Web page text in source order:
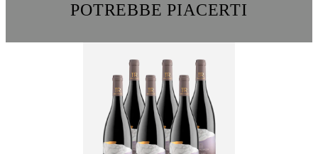
POTREBBE PIACERTI